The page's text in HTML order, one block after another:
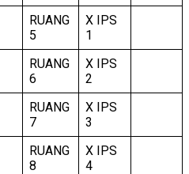
RUANG
5
X IPS
1
RUANG
6
X IPS
2
RUANG
7
X IPS
3
RUANG
8
X IPS
4